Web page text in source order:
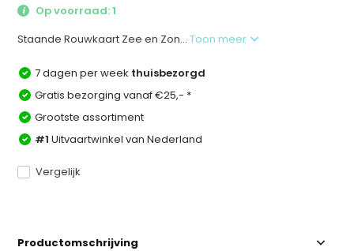
Op voorraad: 1
Staande Rouwkaart Zee en Zon...Toon meer
7 dagen per week thuisbezorgd
Gratis bezorging vanaf €25,- *
Grootste assortiment
#1 Uitvaartwinkel van Nederland
Vergelijk
Productomschrijving